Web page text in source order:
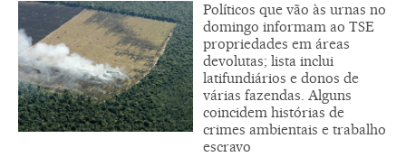
Políticos que vão às urnas no
domingo informam ao TSE
propriedades em áreas
devolutas; lista inclui
latifundiários e donos de
várias fazendas. Alguns
coincidem histórias de
crimes ambientais e trabalho
escravo